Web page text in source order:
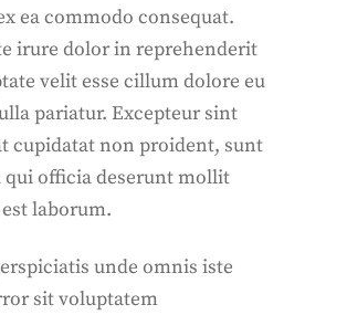
ea commodo consequat.
irure dolor in reprehenderit
velit esse cillum dolore eu
pariatur. Excepteur sint
cupidatat non proident, sunt
qui officia deserunt mollit
laborum.
unde omnis iste
sit voluptatem